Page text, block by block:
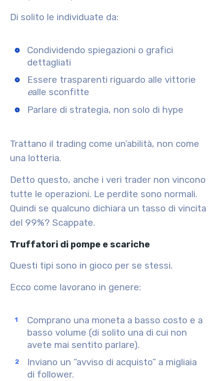
Di solito le individuate da:
Condividendo spiegazioni o grafici
dettagliati
Essere trasparenti riguardo alle vittorie
ealle sconfitte
Parlare di strategia, non solo di hype
Trattano il trading come un’abilità, non come
una lotteria.
Detto questo, anche i veri trader non vincono
tutte le operazioni. Le perdite sono normali.
Quindi se qualcuno dichiara un tasso di vincita
del 99%? Scappate.
Truffatori di pompe e scariche
Questi tipi sono in gioco per se stessi.
Ecco come lavorano in genere:
Comprano una moneta a basso costo e a
basso volume (di solito una di cui non
avete mai sentito parlare).
Inviano un “avviso di acquisto” a migliaia
di follower.